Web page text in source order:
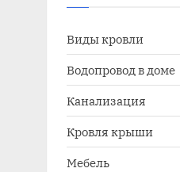
Виды кровли
Водопровод в доме
Канализация
Кровля крыши
Мебель